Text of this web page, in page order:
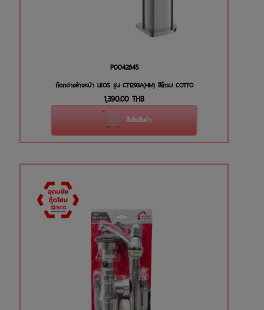
P0042845
ก๊อกอ่างล้างหน้า LEOS รุ่น CT1293A(HM) สีโครม COTTO
1,390.00 THB
สั่งซื้อสินค้า